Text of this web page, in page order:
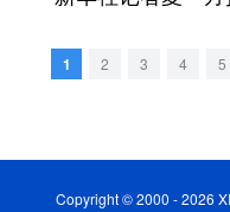
地方频道
北京 天津
1 2 3 4 5
Copyright © 2000 - 2026